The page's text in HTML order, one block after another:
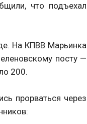
что подъехал
На КПВВ Марьинка
посту —
200.
прорваться через